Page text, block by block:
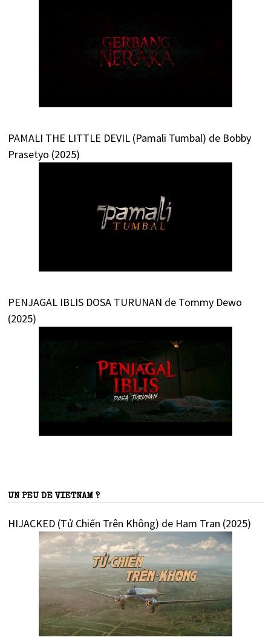
PAMALI THE LITTLE DEVIL (Pamali Tumbal) de Bobby
Prasetyo (2025)
PENJAGAL IBLIS DOSA TURUNAN de Tommy Dewo
(2025)
UN PEU DE VIETNAM ?
HIJACKED (Tử Chiến Trên Không) de Ham Tran (2025)